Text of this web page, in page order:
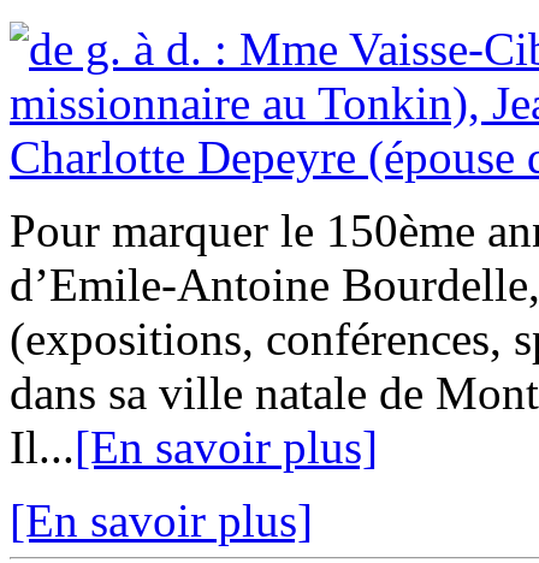
Pour marquer le 150ème
d’Emile-Antoine
(expositions, conférences,
dans sa ville natale de
Il...[En savoir plus]
[En savoir plus]